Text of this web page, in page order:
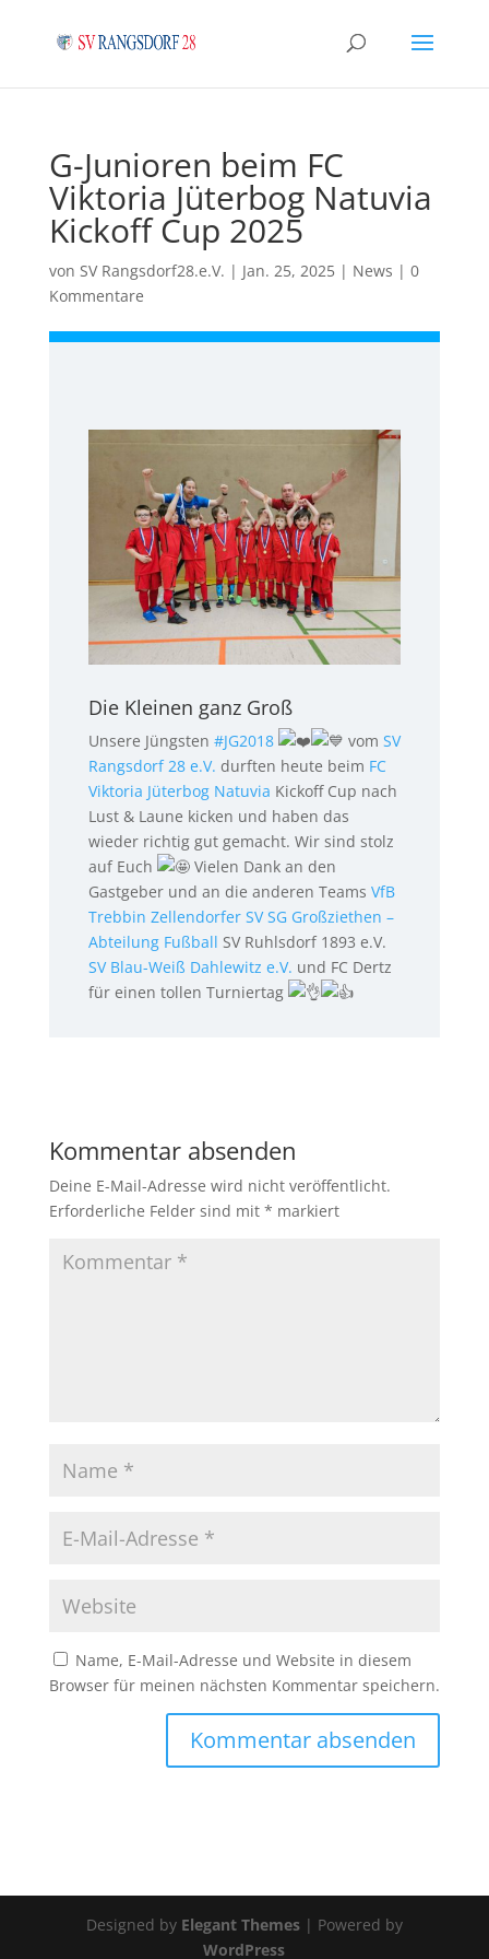
G-Junioren beim FC
Viktoria Jüterbog Natuvia
Kickoff Cup 2025
von SV Rangsdorf28.e.V. | Jan. 25, 2025| News | 0
Kommentare
Die Kleinen ganz Groß
Unsere Jüngsten #JG2018 vom SV
Rangsdorf 28 e.V. durften heute beim FC
Viktoria Jüterbog Natuvia Kickoff Cup nach
Lust & Laune kicken und haben das
wieder richtig gut gemacht. Wir sind stolz
auf Euch
Vielen Dank an den
Gastgeber und an die anderen Teams VfB
Trebbin Zellendorfer SV SG Großziethen –
Abteilung Fußball SV Ruhlsdorf 1893 e.V.
SV Blau-Weiß Dahlewitz e.V. und FC Dertz
für einen tollen Turniertag
Kommentar absenden
Deine E-Mail-Adresse wird nicht veröffentlicht.
Erforderliche Felder sind mit * markiert
Name, E-Mail-Adresse und Website in diesem
Browser für meinen nächsten Kommentar speichern.
Designed by Elegant Themes| Powered by
WordPress